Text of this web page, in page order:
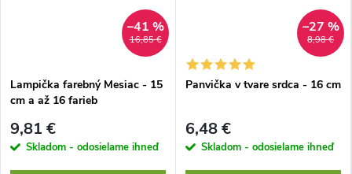
16,85 €
–41 %
Lampička farebný Mesiac - 15
cm a až 16 farieb
9,81 €
Skladom - odosielame ihneď
8,98 €
–27 %
Panvička v tvare srdca - 16 cm
6,48 €
Skladom - odosielame ihneď